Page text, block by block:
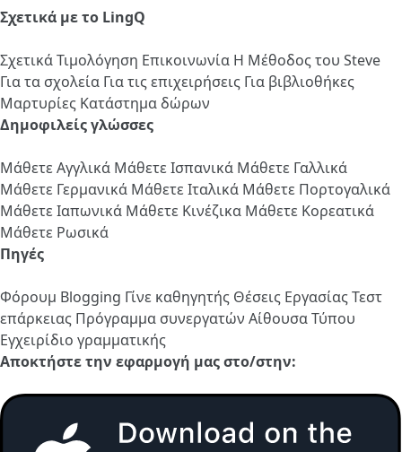
Σχετικά με το LingQ
ΣχετικάΤιμολόγηση Επικοινωνία Η Μέθοδος του Steve
Για τα σχολεία Για τις επιχειρήσεις Για βιβλιοθήκες
Μαρτυρίες Κατάστημα δώρων
Δημοφιλείς γλώσσες
Μάθετε Αγγλικά Μάθετε Ισπανικά Μάθετε Γαλλικά
Μάθετε Γερμανικά Μάθετε Ιταλικά Μάθετε Πορτογαλικά
Μάθετε Ιαπωνικά Μάθετε Κινέζικα Μάθετε Κορεατικά
Μάθετε Ρωσικά
Πηγές
Φόρουμ Blogging Γίνε καθηγητής Θέσεις ΕργασίαςΤεστ
επάρκειας Πρόγραμμα συνεργατών Αίθουσα Τύπου
Εγχειρίδιο γραμματικής
Αποκτήστε την εφαρμογή μας στο/στην: